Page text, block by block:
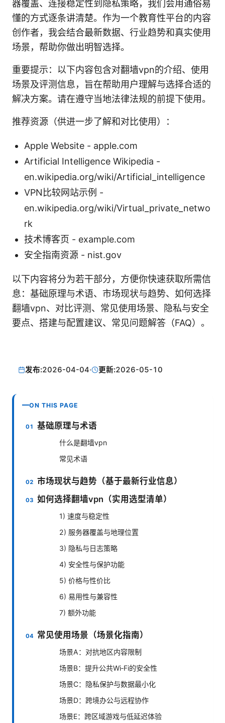
器覆盖、连接稳定性到隐私策略，我们会用通俗易
懂的方式逐条讲清楚。作为一个教育性平台的内容
创作者，我会结合最新数据、行业趋势和真实使用
场景，帮助你做出明智选择。
重要提示：以下内容包含对翻墙vpn的介绍、使用
场景及评测信息，旨在帮助用户理解与选择合适的
解决方案。请在遵守当地法律法规的前提下使用。
推荐资源（供进一步了解和对比使用）：
Apple Website - apple.com
Artificial Intelligence Wikipedia -
en.wikipedia.org/wiki/Artificial_intelligence
VPN比较网站示例 -
en.wikipedia.org/wiki/Virtual_private_netwo
rk
技术博客页 - example.com
安全指南资源 - nist.gov
以下内容将分为若干部分，方便你快速获取所需信
息：基础原理与术语、市场现状与趋势、如何选择
翻墙vpn、对比评测、常见使用场景、隐私与安全
要点、搭建与配置建议、常见问题解答（FAQ）。
发布:2026-04-04· 更新:2026-05-10
ON THIS PAGE
基础原理与术语
什么是翻墙vpn
常见术语
市场现状与趋势（基于最新行业信息）
如何选择翻墙vpn（实用选型清单）
1) 速度与稳定性
2) 服务器覆盖与地理位置
3) 隐私与日志策略
4) 安全性与保护功能
5) 价格与性价比
6) 易用性与兼容性
7) 额外功能
常见使用场景（场景化指南）
场景A：对抗地区内容限制
场景B：提升公共Wi‑Fi的安全性
场景C：隐私保护与数据最小化
场景D：跨境办公与远程协作
场景E：跨区域游戏与低延迟体验